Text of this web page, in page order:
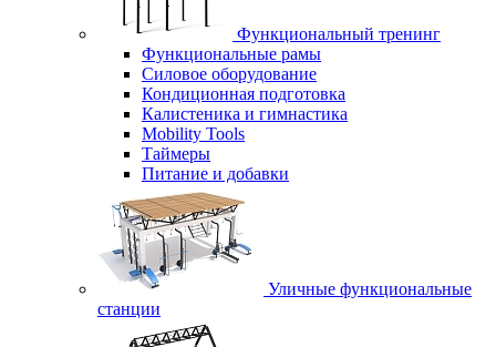
Функциональный тренинг
Функциональные рамы
Силовое оборудование
Кондиционная подготовка
Калистеника и гимнастика
Mobility Tools
Таймеры
Питание и добавки
Уличные функциональные
станции